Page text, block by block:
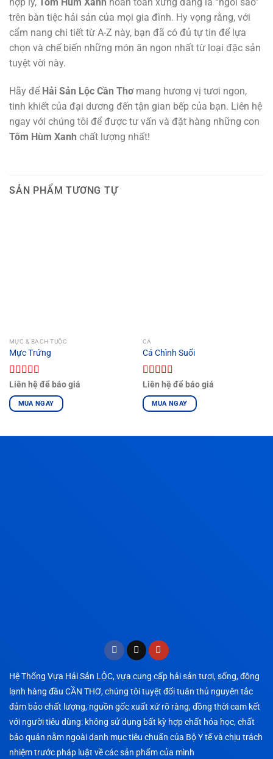
trên bàn tiệc hải sản của mọi gia đình. Hy vọng rằng, với
cẩm nang chi tiết từ A-Z này, bạn đã có đủ tự tin để lựa
chọn và chế biến những món ăn ngon nhất từ loại đặc sản
tuyệt vời này.
Hãy để Hải Sản Lộc Cần Thơmang hương vị tươi ngon,
tinh khiết của đại dương đến tận gian bếp của bạn. Liên hệ
ngay với chúng tôi để được tư vấn và đặt hàng những con
Tôm Hùm Xanh chất lượng nhất!
SẢN PHẨM TƯƠNG TỰ
MỰC & BẠCH TUỘC
Mực Trứng
Được xếp
hạng4.00
5 sao
Liên hệ để báo giá
MUA NGAY
CÁ
Cá Chình Suối
Được xếp
hạng5.005
sao
Liên hệ để báo giá
MUA NGAY
Hệ Thống Vựa Hải Sản LỘC, vựa cung cấp hải sản tươi, sống, đông
lạnh hàng đầu CẦN THƠ, chúng tôi tuyệt đối tuân thủ nguyên tắc
đảm bảo chất lượng, nguồn gốc xuất xứ rõ ràng, đồng thời cam kết
với người tiêu dùng: không sử dụng bất kỳ hợp chất hóa học, chất
bảo quản nằm ngoài danh mục tiêu chuẩn của Bộ Y tế và chịu trách
nhiệm trước pháp luật về các sản phẩm của mình